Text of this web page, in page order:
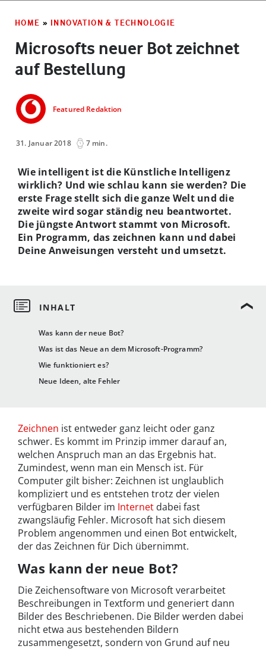
HOME » INNOVATION & TECHNOLOGIE
Microsofts neuer Bot zeichnet
auf Bestellung
Featured Redaktion
31. Januar 2018 7 min.
Was kann der neue Bot?
Was ist das Neue an dem Microsoft-Programm?
Wie funktioniert es?
Neue Ideen, alte Fehler
Wie intelligent ist die Künstliche Intelligenz
wirklich? Und wie schlau kann sie werden? Die
erste Frage stellt sich die ganze Welt und die
zweite wird sogar ständig neu beantwortet.
Die jüngste Antwort stammt von Microsoft.
Ein Programm, das zeichnen kann und dabei
Deine Anweisungen versteht und umsetzt.
Zeichnen ist entweder ganz leicht oder ganz
schwer. Es kommt im Prinzip immer darauf an,
welchen Anspruch man an das Ergebnis hat.
Zumindest, wenn man ein Mensch ist. Für
Computer gilt bisher: Zeichnen ist unglaublich
kompliziert und es entstehen trotz der vielen
verfügbaren Bilder im Internet dabei fast
zwangsläufig Fehler. Microsoft hat sich diesem
Problem angenommen und einen Bot entwickelt,
der das Zeichnen für Dich übernimmt.
Was kann der neue Bot?
Die Zeichensoftware von Microsoft verarbeitet
Beschreibungen in Textform und generiert dann
Bilder des Beschriebenen. Die Bilder werden dabei
nicht etwa aus bestehenden Bildern
zusammengesetzt, sondern von Grund auf neu